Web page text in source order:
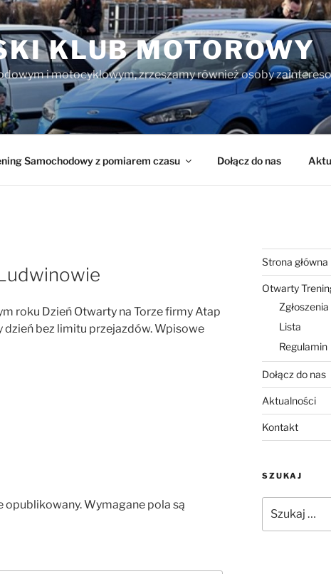
KLUB MOTOROWY
i motocyklowym, zrzeszamy również osoby
Samochodowy z pomiarem czasu Dołącz do nas
roku Dzień Otwarty na Torze firmy Atap
dzień bez limitu przejazdów. Wpisowe
opublikowany.Wymagane pola są
Strona główna
Otwarty
Zgłoszenia
Lista
Regulamin
Dołącz do nas
Aktualności
Kontakt
SZUKAJ